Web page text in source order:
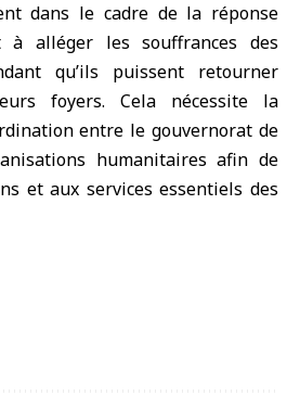
dans le cadre de la réponse
à alléger les souffrances des
qu’ils puissent retourner
foyers. Cela nécessite la
entre le gouvernorat de
humanitaires afin de
et aux services essentiels des